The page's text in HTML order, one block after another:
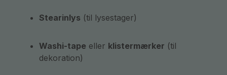
Stearinlys (til lysestager)
Washi-tape eller klistermærker (til
dekoration)